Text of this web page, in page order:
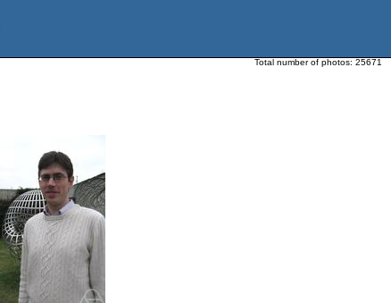
Total number of photos: 25671